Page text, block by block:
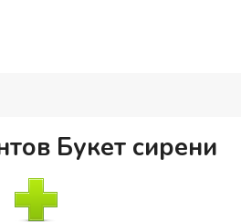
Букет сирени